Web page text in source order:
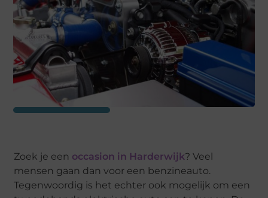
Zoek je een occasion in Harderwijk? Veel
mensen gaan dan voor een benzineauto.
Tegenwoordig is het echter ook mogelijk om een